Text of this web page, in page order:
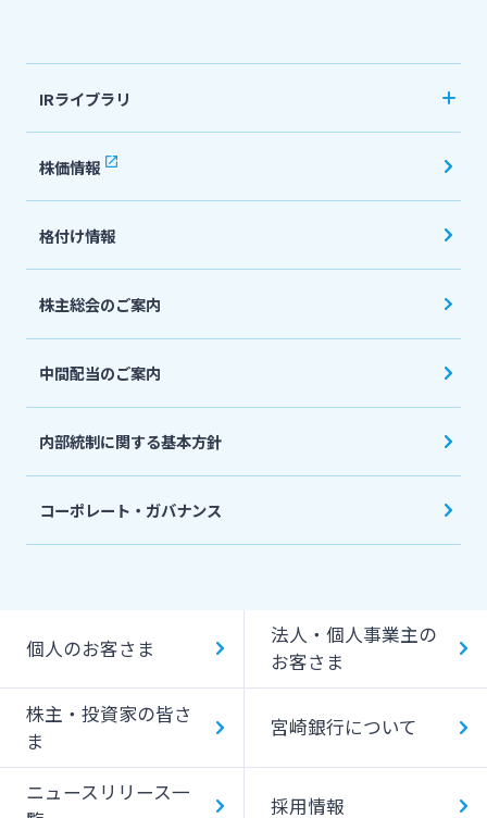
法人・個人事業主のお客さま
株主・投資家の皆さま
宮崎銀行について
ニュースリリース一覧
採用情報
お問い合わせ先一覧
IRライブラリ
決算短信
有価証券報告書・四半期報告書
IR関連ニュースリリース
会社説明会資料
投資家向け説明会資料
English
株価情報
格付け情報
株主総会のご案内
中間配当のご案内
内部統制に関する基本方針
コーポレート・ガバナンス
個人のお客さま
法人・個人事業主の
お客さま
株主・投資家の皆さ
ま
宮崎銀行について
ニュースリリース一
採用情報